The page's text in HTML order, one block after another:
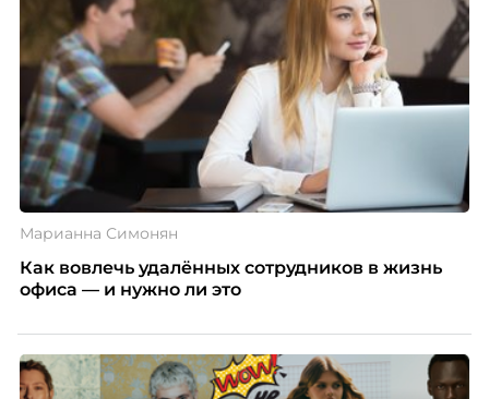
Марианна Симонян
Как вовлечь удалённых сотрудников в жизнь
офиса — и нужно ли это